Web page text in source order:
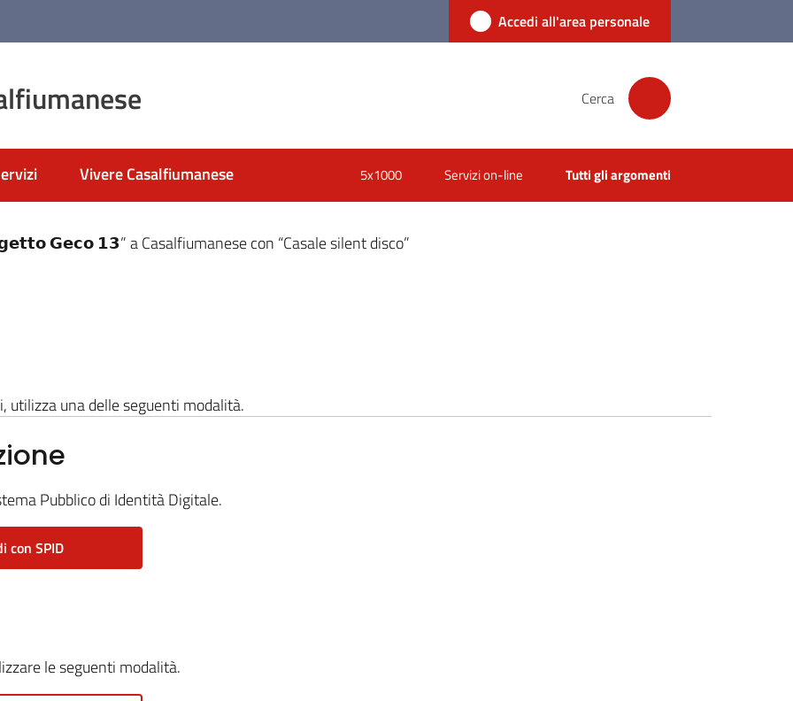
Accedi all'area personale
Cerca
Vivere Casalfiumanese 5x1000 Servizi on-line Tutti gli argomenti
𝗚𝗲𝗰𝗼 𝟭𝟯” a Casalfiumanese con “Casale silent disco”
utilizza una delle seguenti modalità.
Pubblico di Identità Digitale.
con SPID
le seguenti modalità.